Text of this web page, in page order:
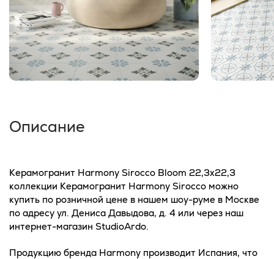
Описание
Керамогранит Harmony Sirocco Bloom 22,3x22,3
коллекции Керамогранит Harmony Sirocco можно
купить по розничной цене в нашем шоу-руме в Москве
по адресу ул. Дениса Давыдова, д. 4 или через наш
интернет-магазин StudioArdo.
Продукцию бренда Harmony производит Испания, что